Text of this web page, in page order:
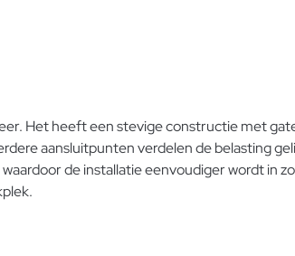
Het heeft een stevige constructie met
aansluitpunten verdelen de belasting
de installatie eenvoudiger wordt in